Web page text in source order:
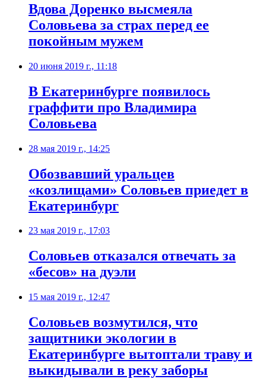
Вдова Доренко высмеяла
Соловьева за страх перед ее
покойным мужем
20 июня 2019 г., 11:18
В Екатеринбурге появилось
граффити про Владимира
Соловьева
28 мая 2019 г., 14:25
Обозвавший уральцев
«козлищами» Соловьев приедет в
Екатеринбург
23 мая 2019 г., 17:03
Соловьев отказался отвечать за
«бесов» на дуэли
15 мая 2019 г., 12:47
​Соловьев возмутился, что
защитники экологии в
Екатеринбурге вытоптали траву и
выкидывали в реку заборы